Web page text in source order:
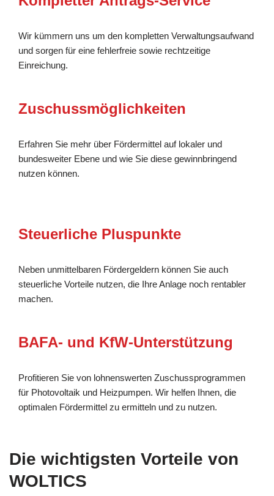
Wir kümmern uns um den kompletten Verwaltungsaufwand
und sorgen für eine fehlerfreie sowie rechtzeitige
Einreichung.
Zuschussmöglichkeiten
Erfahren Sie mehr über Fördermittel auf lokaler und
bundesweiter Ebene und wie Sie diese gewinnbringend
nutzen können.
Steuerliche Pluspunkte
Neben unmittelbaren Fördergeldern können Sie auch
steuerliche Vorteile nutzen, die Ihre Anlage noch rentabler
machen.
BAFA- und KfW-Unterstützung
Profitieren Sie von lohnenswerten Zuschussprogrammen
für Photovoltaik und Heizpumpen. Wir helfen Ihnen, die
optimalen Fördermittel zu ermitteln und zu nutzen.
Die wichtigsten Vorteile von
WOLTICS